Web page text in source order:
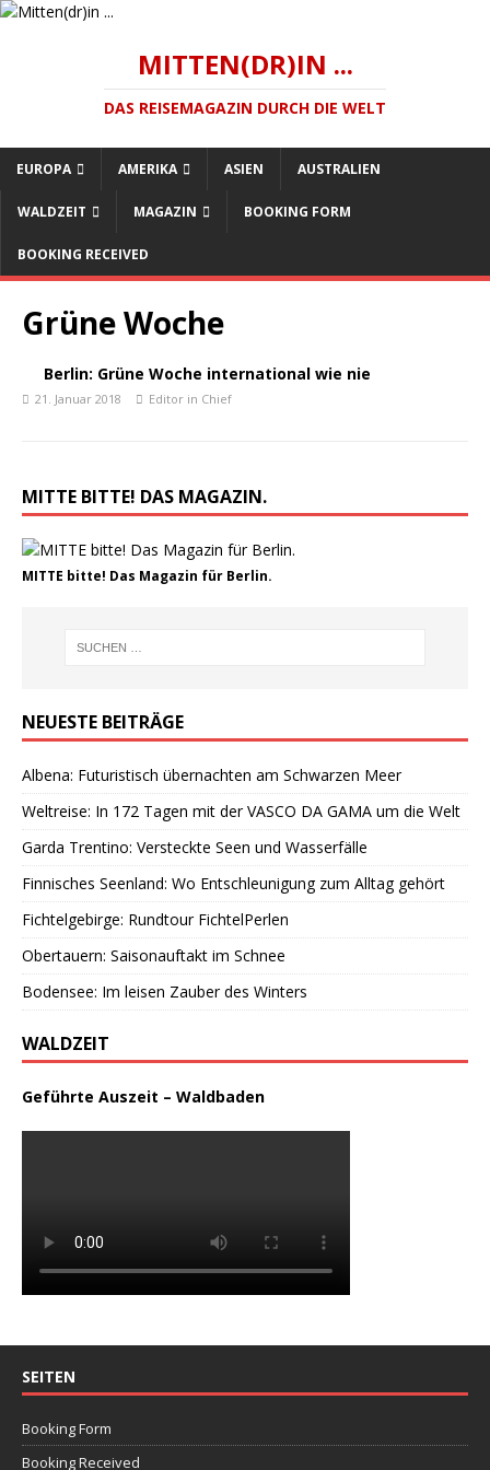
MITTEN(DR)IN ...
DAS REISEMAGAZIN DURCH DIE WELT
EUROPA AMERIKA ASIEN AUSTRALIEN
WALDZEIT MAGAZIN BOOKING FORM
BOOKING RECEIVED
Grüne Woche
Berlin: Grüne Woche international wie nie
21. Januar 2018 Editor in Chief
MITTE BITTE! DAS MAGAZIN.
MITTE bitte! Das Magazin für Berlin.
NEUESTE BEITRÄGE
Albena: Futuristisch übernachten am Schwarzen Meer
Weltreise: In 172 Tagen mit der VASCO DA GAMA um die Welt
Garda Trentino: Versteckte Seen und Wasserfälle
Finnisches Seenland: Wo Entschleunigung zum Alltag gehört
Fichtelgebirge: Rundtour FichtelPerlen
Obertauern: Saisonauftakt im Schnee
Bodensee: Im leisen Zauber des Winters
WALDZEIT
Geführte Auszeit – Waldbaden
SEITEN
Booking Form
Booking Received